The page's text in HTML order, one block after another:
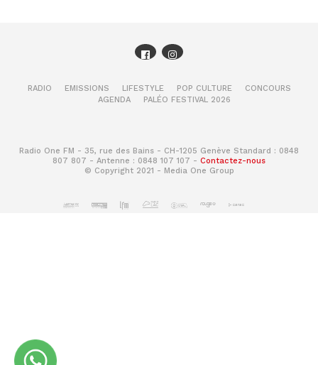
RADIO EMISSIONS LIFESTYLE POP CULTURE
CONCOURS
AGENDA
PALÉO FESTIVAL 2026
Radio One FM - 35, rue des Bains - CH-1205 Genève Standard : 0848
807 807 - Antenne : 0848 107 107 - Contactez-nous
© Copyright 2021 - Media One Group